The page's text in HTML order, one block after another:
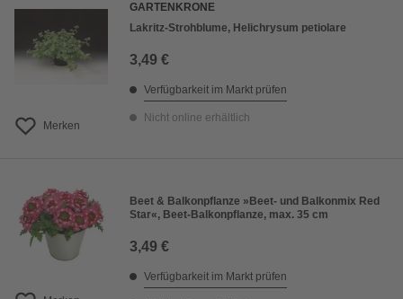
Merken
GARTENKRONE
Lakritz-Strohblume, Helichrysum petiolare
3,49 €
Verfügbarkeit im Markt prüfen
Nicht online erhältlich
Beet & Balkonpflanze »Beet- und Balkonmix Red
Star«, Beet-Balkonpflanze, max. 35 cm
3,49 €
Verfügbarkeit im Markt prüfen